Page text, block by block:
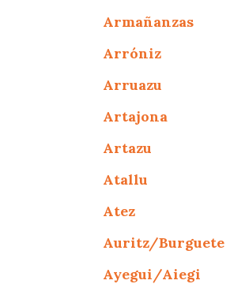
Armañanzas
Arróniz
Arruazu
Artajona
Artazu
Atallu
Atez
Auritz/Burguete
Ayegui/Aiegi